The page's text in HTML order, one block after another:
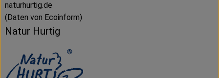
naturhurtig.de
(Daten von Ecoinform)
Natur Hurtig